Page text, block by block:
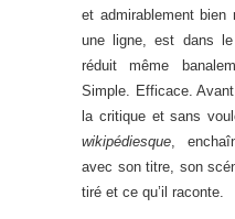
et admirablement
une ligne, est dans
réduit même
Simple. Efficace.
la critique et sans
wikipédiesque,
avec son titre, son
tiré et ce qu’il raconte.